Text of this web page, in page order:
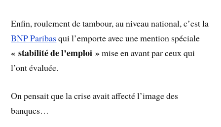
Enfin, roulement de tambour, au niveau national, c’est la
BNP Paribas qui l’emporte avec une mention spéciale
« stabilité de l’emploi »mise en avant par ceux qui
l’ont évaluée.
On pensait que la crise avait affecté l’image des
banques…